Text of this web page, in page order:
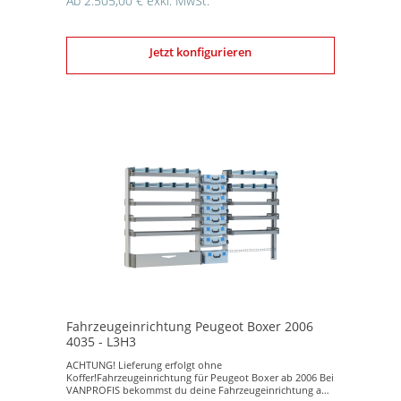
Reichweite. Kinderleichter Aufbau Die
von jedem selbst aufgebaut werden kann. Überzeuge
dich davon, indem du unser Montageanleitungsvideo
Aluminium vs. Stahl Bei einer Fahrzeugeinrichtung aus
Fahrzeugeinrichtung aus Aluminium. Sicher und robust
Trotz geringen Gewichtes ist die Fahrzeugeinrichtung sehr
robust und sicher. Deshalb hat die DEKRA das
Regalsystem für die Ladungssicherungseigenschaften
bestätigt. Das Regalsystem ist in der Lage, formschlüssig
geladene Ladegüter ordnungsgemäß für im
Straßenverkehr auftretende Belastungen zu sichern.
Dieser Bestätigung liegen die Ergebnisse aus den DEKRA-
Jetzt konfigurieren
Fahrzeugeinrichtung Peugeot Boxer 2006
4035 - L3H3
ACHTUNG! Lieferung erfolgt ohne
Koffer!Fahrzeugeinrichtung für Peugeot Boxer ab 2006 Bei
VANPROFIS bekommst du deine Fahrzeugeinrichtung aus